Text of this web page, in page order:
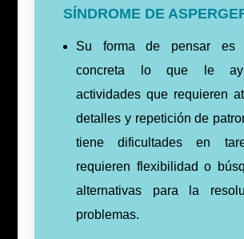
SÍNDROME DE
Su forma de pensar es
concreta lo que le
actividades que requieren
detalles y repetición de
tiene dificultades en
requieren flexibilidad o
alternativas para la
problemas.